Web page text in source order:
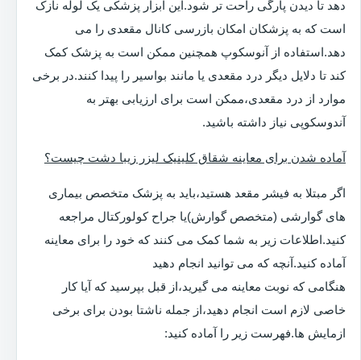
دهد تا دیدن پارگی راحت تر شود.این ابزار پزشکی یک لوله نازک
است که به پزشکان امکان بازرسی کانال مقعدی را می
دهد.استفاده از آنوسکوپ همچنین ممکن است به پزشک کمک
کند تا دلایل دیگر درد مقعدی یا مانند بواسیر را پیدا کنند.در برخی
موارد از درد مقعدی،ممکن است برای ارزیابی بهتر به
آندوسکوپی نیاز داشته باشید.
آماده شدن برای معاینه شقاق کلینیک لیزر زیبا دشت چیست؟
اگر مبتلا به فیشر مقعد هستید،باید به پزشک متخصص بیماری
های گوارشی (متخصص گوارش)یا جراح کولورکتال مراجعه
کنید.اطلاعات زیر به شما کمک می کنند که خود را برای معاینه
آماده کنید.آنچه که می توانید انجام دهید
هنگامی که نوبت معاینه می گیرید،از قبل بپرسید که آیا کار
خاصی لازم است انجام دهید،از جمله ناشتا بودن برای برخی
ازمایش ها.فهرست زیر را آماده کنید: